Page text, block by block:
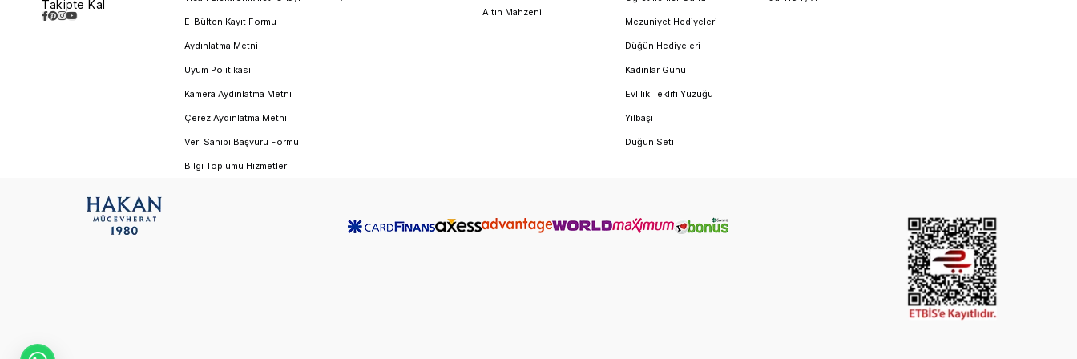
seçenekleriyle sunar:
Satın aldığınız her çocuk bileziği, teknik detaylarını içeren resmi sertifikasıyla gönderilir.
Sigortalı ve Ücretsiz Kargo: Siparişiniz size ulaşana kadar %100 Hakan Mücevherat sorumluluğundadır.
Ölçü uyumsuzluğu durumunda hızlı ve profesyonel çözüm desteği.
Takipte Kal
E-Bülten Kayıt Formu
Aydınlatma Metni
Uyum Politikası
Kamera Aydınlatma Metni
Çerez Aydınlatma Metni
Veri Sahibi Başvuru Formu
Bilgi Toplumu Hizmetleri
Altın Mahzeni
Mezuniyet Hediyeleri
Düğün Hediyeleri
Kadınlar Günü
Evlilik Teklifi Yüzüğü
Yılbaşı
Düğün Seti